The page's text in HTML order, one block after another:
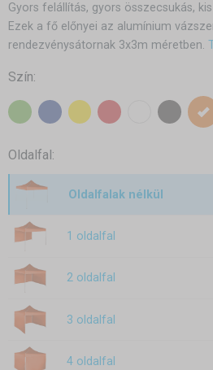
Gyors felállítás, gyors összecsukás,
Ezek a fő előnyei az alumínium
rendezvénysátornak 3x3m méretben.
Szín:
Oldalfal:
Oldalfalak nélkül
1 oldalfal
2 oldalfal
3 oldalfal
4 oldalfal